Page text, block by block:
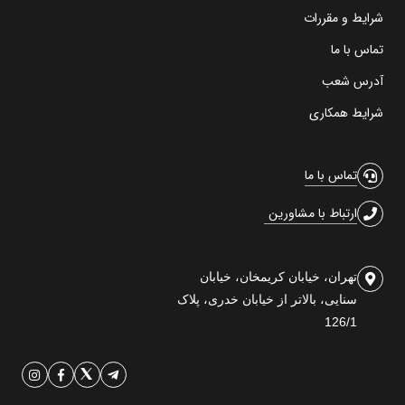
شرایط و مقررات
تماس با ما
آدرس شعب
شرایط همکاری
تماس با ما
ارتباط با مشاورین
تهران، خیابان کریمخان، خیابان
سنایی، بالاتر از خیابان خدری، پلاک
126/1